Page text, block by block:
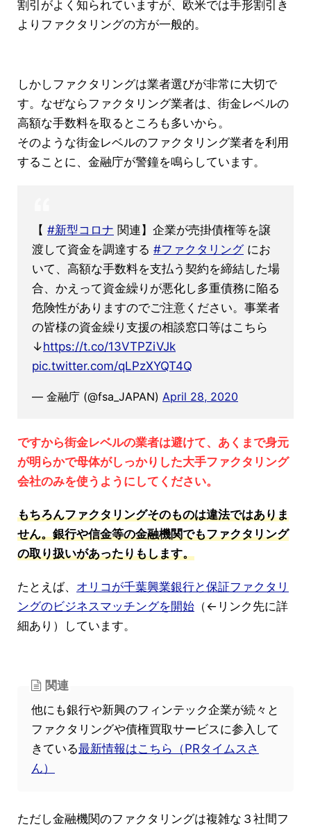
割引がよく知られていますが、欧米では手形割引き
よりファクタリングの方が一般的。
しかしファクタリングは業者選びが非常に大切で
す。なぜならファクタリング業者は、街金レベルの
高額な手数料を取るところも多いから。
そのような街金レベルのファクタリング業者を利用
することに、金融庁が警鐘を鳴らしています。
【 #新型コロナ 関連】企業が売掛債権等を譲
渡して資金を調達する #ファクタリングにお
いて、高額な手数料を支払う契約を締結した場
合、かえって資金繰りが悪化し多重債務に陥る
危険性がありますのでご注意ください。事業者
の皆様の資金繰り支援の相談窓口等はこちら
↓https://t.co/13VTPZiVJk
pic.twitter.com/qLPzXYQT4Q
— 金融庁 (@fsa_JAPAN) April 28, 2020
ですから街金レベルの業者は避けて、あくまで身元
が明らかで母体がしっかりした大手ファクタリング
会社のみを使うようにしてください。
もちろんファクタリングそのものは違法ではありま
せん。銀行や信金等の金融機関でもファクタリング
の取り扱いがあったりもします。
たとえば、 オリコが千葉興業銀行と保証ファクタリ
ングのビジネスマッチングを開始 （←リンク先に詳
細あり）しています。
関連
他にも銀行や新興のフィンテック企業が続々と
ファクタリングや債権買取サービスに参入して
きている最新情報はこちら（PRタイムスさ
ん）
ただし金融機関のファクタリングは複雑な３社間フ